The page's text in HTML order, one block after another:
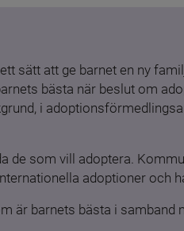
sätt att ge barnet en ny
bästa när beslut om
i
de som vill adoptera.
adoptioner och
är barnets bästa i